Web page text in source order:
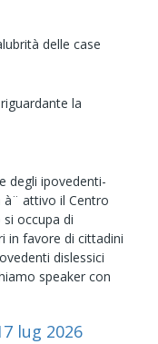
delle case
la
degli ipovedenti-
à¨ attivo il Centro
occupa di
in favore di cittadini
dislessici
speaker con
lug 2026